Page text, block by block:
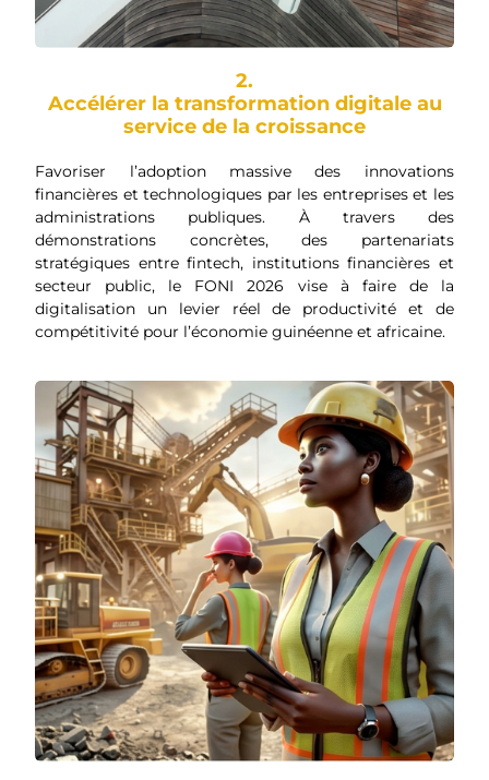
2.
Accélérer la transformation digitale au
service de la croissance
Favoriser l’adoption massive des innovations
financières et technologiques par les entreprises et les
administrations publiques. À travers des
démonstrations concrètes, des partenariats
stratégiques entre fintech, institutions financières et
secteur public, le FONI 2026 vise à faire de la
digitalisation un levier réel de productivité et de
compétitivité pour l’économie guinéenne et africaine.